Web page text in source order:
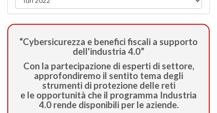
“Cybersicurezza e benefici fiscali a supporto
dell'industria 4.0”
Con la partecipazione di esperti di settore,
approfondiremo il sentito tema degli
strumenti di protezione delle reti
e le opportunità che il programma Industria
4.0 rende disponibili per le aziende.